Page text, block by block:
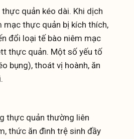
quản kéo dài. Khi dịch
mạc thực quản bị kích thích,
đổi loại tế bào niêm mạc
thực quản. Một số yếu tố
bụng), thoát vị hoành, ăn
thực quản thường liên
thức ăn đình trệ sinh đầy